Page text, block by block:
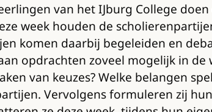
van het IJburg College
week houden de
komen daarbij begeleiden en
opdrachten zoveel mogelijk in
van keuzes? Welke belangen
Vervolgens formuleren zij